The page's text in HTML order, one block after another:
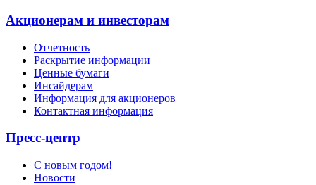
Акционерам и инвесторам
Отчетность
Раскрытие информации
Ценные бумаги
Инсайдерам
Информация для акционеров
Контактная информация
Пресс-центр
С новым годом!
Новости